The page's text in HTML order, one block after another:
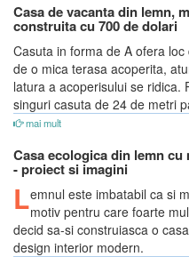
Casa de vacanta din lemn,
construita cu 700 de dolari
Casuta in forma de A ofera
de o mica terasa acoperita,
latura a acoperisului se ridica.
singuri casuta de 24 de metri
mai mult
Casa ecologica din lemn
- proiect si imagini
Lemnul este imbatabil ca si
motiv pentru care foarte
decid sa-si construiasca o
design interior modern.